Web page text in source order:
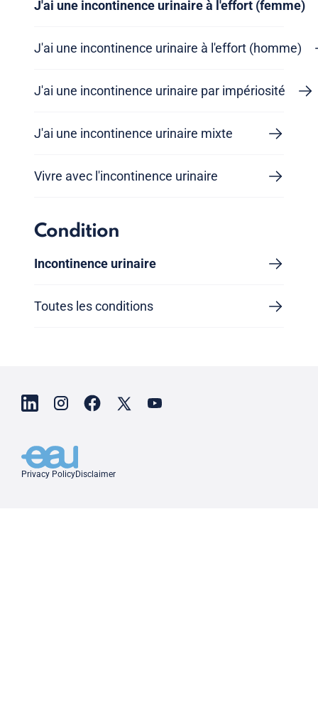
J'ai une incontinence urinaire à l'effort (femme)
J'ai une incontinence urinaire à l'effort (homme)
J'ai une incontinence urinaire par impériosité
J'ai une incontinence urinaire mixte
Vivre avec l'incontinence urinaire
Condition
Incontinence urinaire
Toutes les conditions
Privacy PolicyDisclaimer